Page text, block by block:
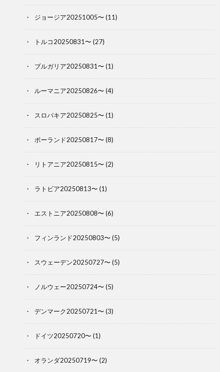
ジョージア20251005〜 (11)
トルコ20250831〜 (27)
ブルガリア20250831〜 (1)
ルーマニア20250826〜 (4)
スロバキア20250825〜 (1)
ポーランド20250817〜 (8)
リトアニア20250815〜 (2)
ラトビア20250813〜 (1)
エストニア20250808〜 (6)
フィンランド20250803〜 (5)
スウェーデン20250727〜 (5)
ノルウェー20250724〜 (5)
デンマーク20250721〜 (3)
ドイツ20250720〜 (1)
オランダ20250719〜 (2)